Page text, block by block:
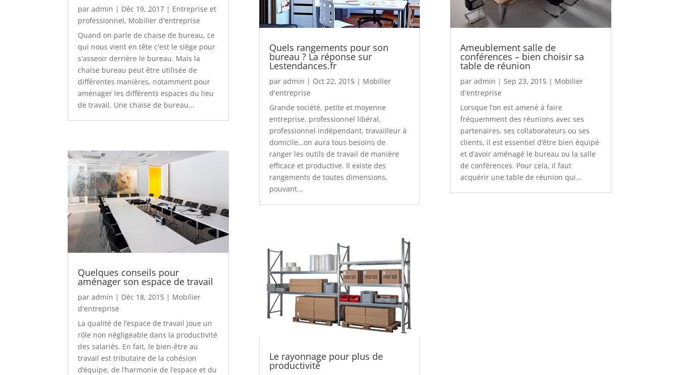
paradmin | Déc 19, 2017 | Entreprise et
professionnel, Mobilier d'entreprise
Quand on parle de chaise de bureau, ce
qui nous vient en tête c'est le siège pour
s'asseoir derrière le bureau. Mais la
chaise bureau peut être utilisée de
différentes manières, notamment pour
aménager les différents espaces du lieu
de travail. Une chaise de bureau...
Quelques conseils pour
aménager son espace de travail
paradmin | Déc 18, 2015 | Mobilier
d'entreprise
La qualité de l’espace de travail joue un
rôle non négligeable dans la productivité
des salariés. En fait, le bien-être au
travail est tributaire de la cohésion
d’équipe, de l’harmonie de l’espace et du
Quels rangements pour son
bureau ? La réponse sur
Lestendances.fr
par admin | Oct 22, 2015| Mobilier
d'entreprise
Grande société, petite et moyenne
entreprise, professionnel libéral,
professionnel indépendant, travailleur à
domicile…on aura tous besoins de
ranger les outils de travail de manière
efficace et productive. Il existe des
rangements de toutes dimensions,
pouvant...
Le rayonnage pour plus de
productivité
Ameublement salle de
conférences – bien choisir sa
table de réunion
par admin | Sep 23, 2015| Mobilier
d'entreprise
Lorsque l’on est amené à faire
fréquemment des réunions avec ses
partenaires, ses collaborateurs ou ses
clients, il est essentiel d’être bien équipé
et d’avoir aménagé le bureau ou la salle
de conférences. Pour cela, il faut
acquérir une table de réunion qui...